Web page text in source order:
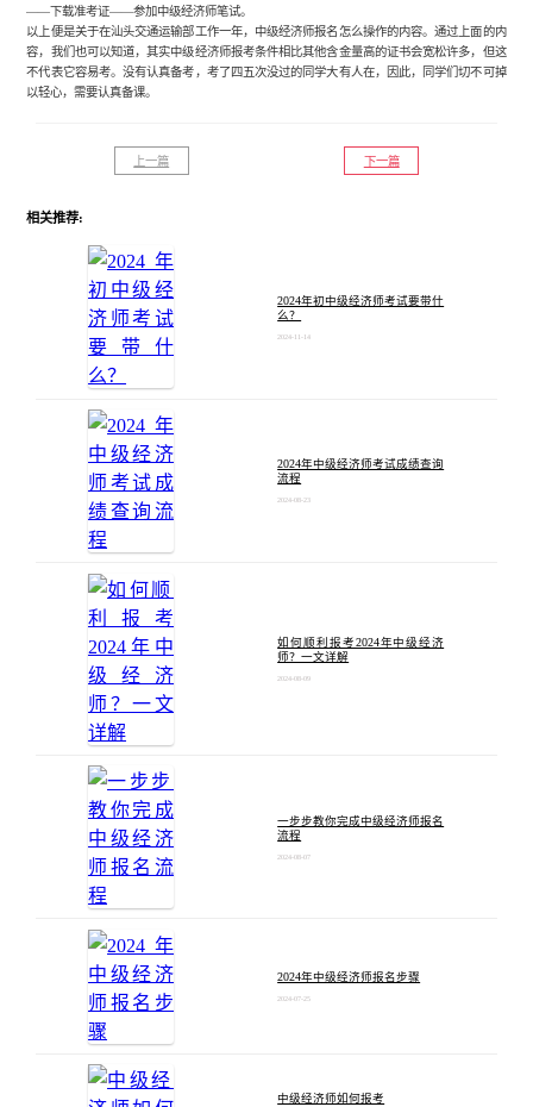
——下载准考证——参加中级经济师笔试。
以上便是关于在汕头交通运输部工作一年，中级经济师报名怎么操作的内容。通过上面的内
容，我们也可以知道，其实中级经济师报考条件相比其他含金量高的证书会宽松许多，但这
不代表它容易考。没有认真备考，考了四五次没过的同学大有人在，因此，同学们切不可掉
以轻心，需要认真备课。
上一篇 下一篇
相关推荐:
2024年初中级经济师考试要带什
么？
2024-11-14
2024年中级经济师考试成绩查询
流程
2024-08-23
如何顺利报考2024年中级经济
师？一文详解
2024-08-09
一步步教你完成中级经济师报名
流程
2024-08-07
2024年中级经济师报名步骤
2024-07-25
中级经济师如何报考